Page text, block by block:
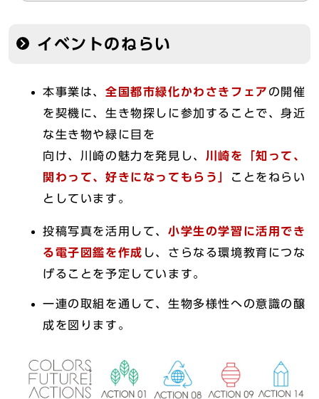
イベントのねらい
本事業は、 全国都市緑化かわさきフェア の開催
を契機に、生き物探しに参加することで、身近
な生き物や緑に目を
向け、川崎の魅力を発見し、 川崎を「知って、
関わって、好きになってもらう」
ことをねらい
としています。
投稿写真を活用して、 小学生の学習に活用でき
る電子図鑑を作成 し、さらなる環境教育につな
げることを予定しています。
一連の取組を通して、生物多様性への意識の醸
成を図ります。